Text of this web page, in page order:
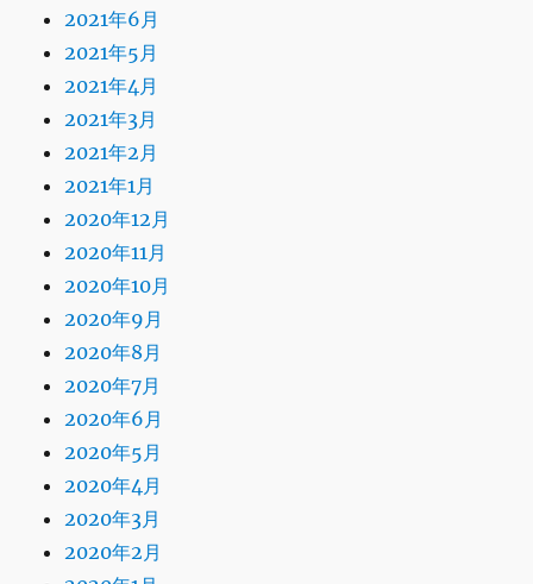
2021年6月
2021年5月
2021年4月
2021年3月
2021年2月
2021年1月
2020年12月
2020年11月
2020年10月
2020年9月
2020年8月
2020年7月
2020年6月
2020年5月
2020年4月
2020年3月
2020年2月